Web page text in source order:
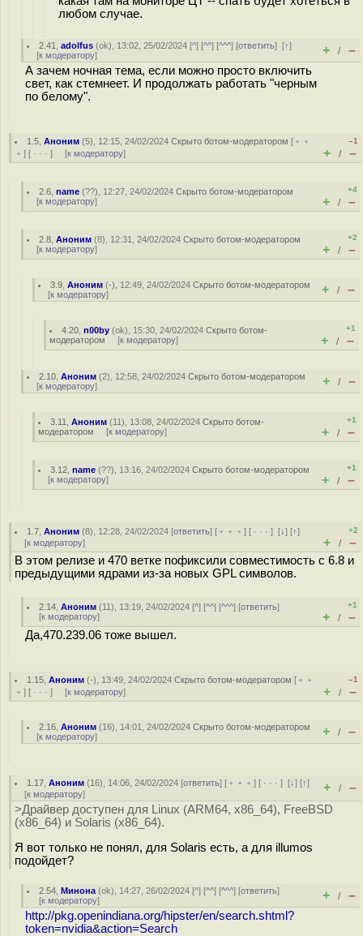
любом случае.
2.41 ,adolfus (ok), 13:02, 25/02/2024 [^] [^^] [^^^] [ответить][↑]
[к модератору] + / –
А зачем ночная тема, если можно просто включить
свет, как стемнеет. И продолжать работать "черным
по белому".
1.5 ,Аноним (5), 12:15, 24/02/2024Скрыто ботом-модератором [ ﹢﹢
﹢ ] [ · · · ] [к модератору]
–1
+ / –
2.6 ,name (??), 12:27, 24/02/2024Скрыто ботом-модератором
[к модератору]
+4
+ / –
2.8 ,Аноним (8), 12:31, 24/02/2024Скрыто ботом-модератором
[к модератору]
+2
+ / –
3.9 ,Аноним (-), 12:49, 24/02/2024Скрыто ботом-модератором
[к модератору] + / –
4.20 ,n00by (ok), 15:30, 24/02/2024Скрыто ботом-
модератором [к модератору]
+1
+ / –
2.10 ,Аноним (2), 12:58, 24/02/2024Скрыто ботом-модератором
[к модератору] + / –
3.11 ,Аноним (11), 13:08, 24/02/2024Скрыто ботом-
модератором [к модератору]
+1
+ / –
3.12 ,name (??), 13:16, 24/02/2024Скрыто ботом-модератором
[к модератору]
+1
+ / –
1.7 ,Аноним (8), 12:28, 24/02/2024 [ответить] [ ﹢﹢﹢] [ · · ·][↓] [↑]
[к модератору]
+2
+ / –
В этом релизе и 470 ветке пофиксили совместимость с 6.8 и
предыдущими ядрами из-за новых GPL символов.
2.14 ,Аноним (11), 13:19, 24/02/2024 [^] [^^] [^^^] [ответить]
[к модератору]
+1
+ / –
Да,470.239.06 тоже вышел.
1.15 ,Аноним (-), 13:49, 24/02/2024Скрыто ботом-модератором [ ﹢﹢
﹢ ] [ · · · ] [к модератору]
–1
+ / –
2.16 ,Аноним (16), 14:01, 24/02/2024Скрыто ботом-модератором
[к модератору] + / –
1.17 ,Аноним (16), 14:06, 24/02/2024 [ответить] [ ﹢﹢﹢] [ · · ·][↓] [↑]
[к модератору] + / –
>Драйвер доступен для Linux (ARM64, x86_64), FreeBSD
(x86_64) и Solaris (x86_64).
Я вот только не понял, для Solaris есть, а для illumos
подойдет?
2.54 ,Минона (ok), 14:27, 26/02/2024 [^] [^^] [^^^] [ответить]
[к модератору] + / –
http://pkg.openindiana.org/hipster/en/search.shtml?
token=nvidia&action=Search